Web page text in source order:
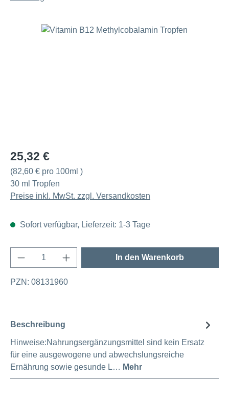
Bildergalerie überspringen
Regulärer Preis:
25,32 €
(82,60 € pro 100ml )
30 ml Tropfen
Preise inkl. MwSt. zzgl. Versandkosten
Sofort verfügbar, Lieferzeit: 1-3 Tage
Produkt Anzahl: Gib den gewünschten
In den Warenkorb
PZN: 08131960
Beschreibung
Hinweise:Nahrungsergänzungsmittel sind kein Ersatz
für eine ausgewogene und abwechslungsreiche
Ernährung sowie gesunde L… Mehr